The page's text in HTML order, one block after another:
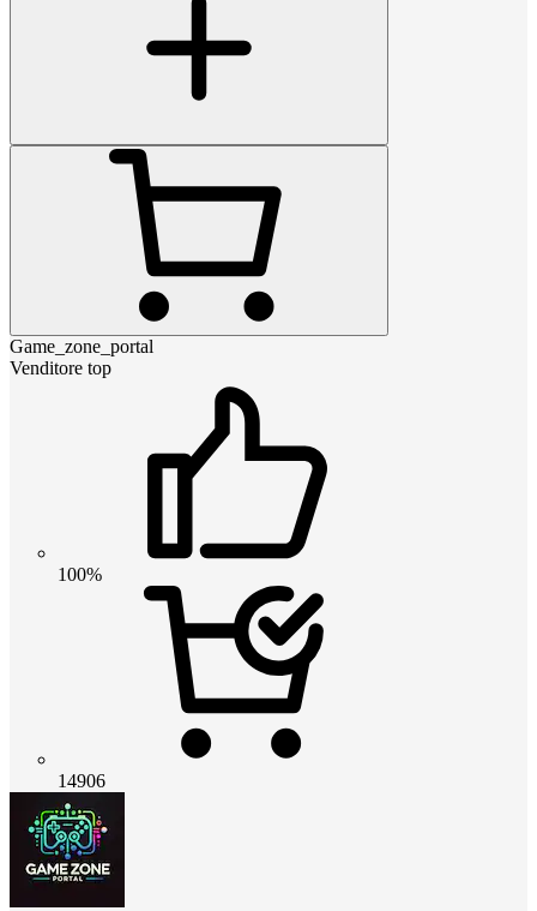
Game_zone_portal
Venditore top
100%
14906